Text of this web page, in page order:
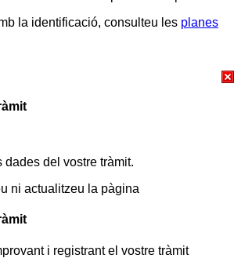
la identificació, consulteu les planes
dades del vostre tràmit.
ni actualitzeu la pàgina
i registrant el vostre tràmit